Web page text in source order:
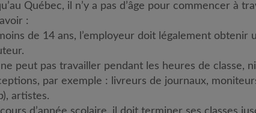
Québec, il n’y a pas d’âge pour commencer à
:
moins de 14 ans, l’employeur doit légalement
ne peut pas travailler pendant les heures de classe,
par exemple : livreurs de journaux,
artistes.